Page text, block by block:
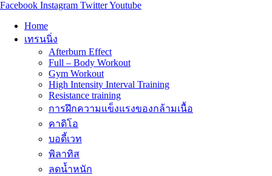
Facebook Instagram TwitterYoutube
Home
เทรนนิ่ง
Afterburn Effect
Full – Body Workout
Gym Workout
High Intensity Interval Training
Resistance training
การฝึกความแข็งแรงของกล้ามเนื้อ
คาดิโอ
บอดี้เวท
พิลาทิส
ลดน้ำหนัก